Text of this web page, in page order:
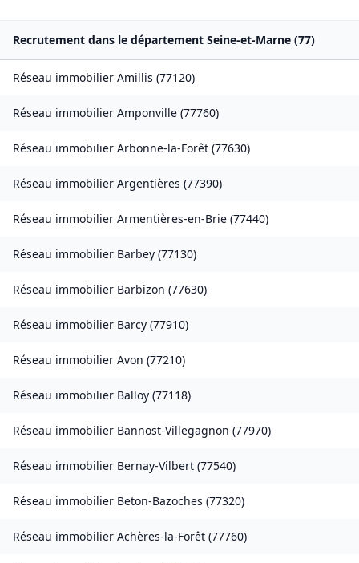
Recrutement dans le département Seine-et-Marne (77)
Réseau immobilier Amillis (77120)
Réseau immobilier Amponville (77760)
Réseau immobilier Arbonne-la-Forêt (77630)
Réseau immobilier Argentières (77390)
Réseau immobilier Armentières-en-Brie (77440)
Réseau immobilier Barbey (77130)
Réseau immobilier Barbizon (77630)
Réseau immobilier Barcy (77910)
Réseau immobilier Avon (77210)
Réseau immobilier Balloy (77118)
Réseau immobilier Bannost-Villegagnon (77970)
Réseau immobilier Bernay-Vilbert (77540)
Réseau immobilier Beton-Bazoches (77320)
Réseau immobilier Achères-la-Forêt (77760)